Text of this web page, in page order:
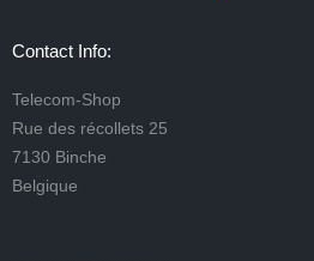
Contact Info:
Telecom-Shop
Rue des récollets 25
7130 Binche
Belgique